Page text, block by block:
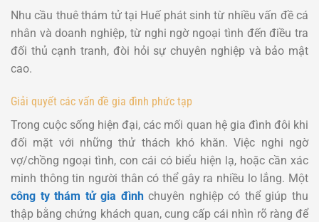
Nhu cầu thuê thám tử tại Huế phát sinh từ nhiều vấn đề cá
nhân và doanh nghiệp, từ nghi ngờ ngoại tình đến điều tra
đối thủ cạnh tranh, đòi hỏi sự chuyên nghiệp và bảo mật
cao.
Giải quyết các vấn đề gia đình phức tạp
Trong cuộc sống hiện đại, các mối quan hệ gia đình đôi khi
đối mặt với những thử thách khó khăn. Việc nghi ngờ
vợ/chồng ngoại tình, con cái có biểu hiện lạ, hoặc cần xác
minh thông tin người thân có thể gây ra nhiều lo lắng. Một
công ty thám tử gia đìnhchuyên nghiệp có thể giúp thu
thập bằng chứng khách quan, cung cấp cái nhìn rõ ràng để